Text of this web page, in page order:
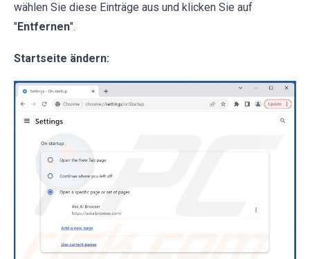
wählen Sie diese Einträge aus und klicken Sie auf
"Entfernen".
Startseite ändern: